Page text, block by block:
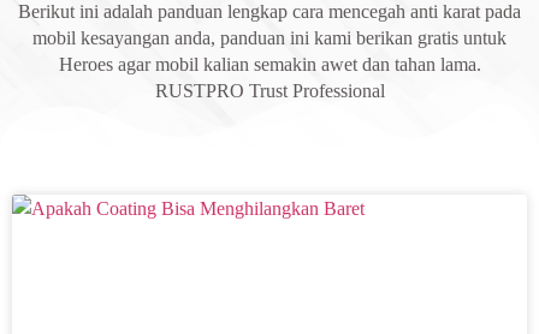
Berikut ini adalah panduan lengkap cara mencegah anti karat pada
mobil kesayangan anda, panduan ini kami berikan gratis untuk
Heroes agar mobil kalian semakin awet dan tahan lama.
RUSTPRO Trust Professional